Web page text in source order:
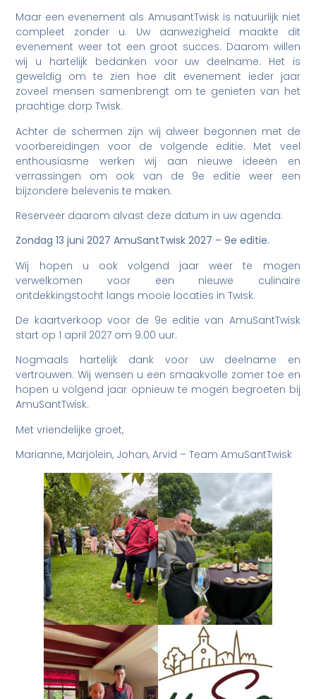
Maar een evenement als AmusantTwisk is natuurlijk niet
compleet zonder u. Uw aanwezigheid maakte dit
evenement weer tot een groot succes. Daarom willen
wij u hartelijk bedanken voor uw deelname. Het is
geweldig om te zien hoe dit evenement ieder jaar
zoveel mensen samenbrengt om te genieten van het
prachtige dorp Twisk.
Achter de schermen zijn wij alweer begonnen met de
voorbereidingen voor de volgende editie. Met veel
enthousiasme werken wij aan nieuwe ideeën en
verrassingen om ook van de 9e editie weer een
bijzondere belevenis te maken.
Reserveer daarom alvast deze datum in uw agenda:
Zondag 13 juni 2027 AmuSantTwisk 2027 – 9e editie.
Wij hopen u ook volgend jaar weer te mogen
verwelkomen voor een nieuwe culinaire
ontdekkingstocht langs mooie locaties in Twisk.
De kaartverkoop voor de 9e editie van AmuSantTwisk
start op 1 april 2027 om 9.00 uur.
Nogmaals hartelijk dank voor uw deelname en
vertrouwen. Wij wensen u een smaakvolle zomer toe en
hopen u volgend jaar opnieuw te mogen begroeten bij
AmuSantTwisk.
Met vriendelijke groet,
Marianne, Marjolein, Johan, Arvid – Team AmuSantTwisk